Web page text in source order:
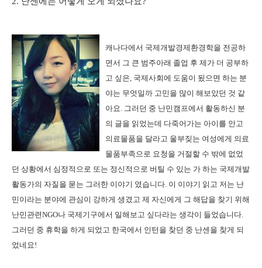
캐나다에서 국제개발경제환경학을 전공하
면서 그 큰 범주아래 졸업 후 제가 더 공부하
고 싶은, 국제사회에 도움이 됬으면 하는 분
야는 무엇일까 고민을 많이 해보았던 것 같
아요. 그러던 중 난민캠프에서 활동하신 분
의 글을 읽었는데 다죽어가는 아이를 안고
의료물품을 달라고 울부짖는 여성에게 의료
물품부족으로 요청을 거절할 수 밖에 없었
던 상황에서 심정적으로 또는 정신적으로 버틸 수 있는 가 하는 국제개발
활동가의 자질을 묻는 그러한 이야기 였습니다. 이 이야기 읽고 저는 난
민이라는 분야에 관심이 강하게 생겼고 제 자신에게 그 해답을 찾기 위해
난민관련NGO나 국제기구에서 일해보고 싶다라는 생각이 들었습니다.
그러던 중 휴학을 하게 되었고 한국에서 인턴을 찾던 중 난센을 찾게 되
었네요!